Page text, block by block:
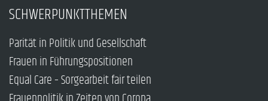
SCHWERPUNKTTHEMEN
Parität in Politik und Gesellschaft
Frauen in Führungspositionen
Equal Care – Sorgearbeit fair teilen